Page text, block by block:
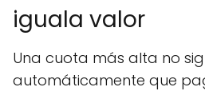
iguala valor
Una cuota más alta no
automáticamente que